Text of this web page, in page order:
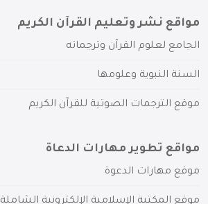
مواقع نشر وتعليم القرآن الكريم
الجامع لعلوم القرآن وترجماته
السنة النبوية وعلومها
موقع الترجمات الصوتية للقرآن الكريم
مواقع تطوير مهارات الدعاة
موقع مهارات الدعوة
موقع المكتبة الإسلامية الإلكترونية الشاملة